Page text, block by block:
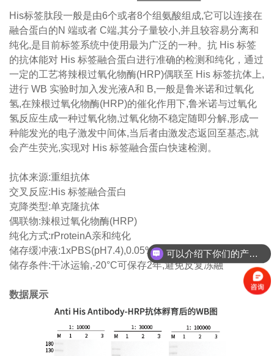
His标签肽段一般是由6个或者8个组氨酸组成,它可以连接在
融合蛋白的N 端或者 C端,其分子量较小,并且较容易分离和
纯化,是目前标签系统中使用最为广泛的一种。抗 His 标签
的抗体能对 His 标签融合蛋白进行准确的检测和纯化，通过
一定的工艺将辣根过氧化物酶(HRP)偶联至 His 标签抗体上,
进行 WB 实验时加入发光液A和 B,一般是鲁米诺和过氧化
氢,在辣根过氧化物酶(HRP)的催化作用下,鲁米诺与过氧化
氢反应生成一种过氧化物,过氧化物不稳定随即分解,形成一
种能发光的电子激发中间体,当后者由激发态返回至基态,就
会产生荧光,实现对 His 标签融合蛋白快速检测。
抗体来源:重组抗体
交叉反应:His 标签融合蛋白
克降类型:单克隆抗体
偶联物:辣根过氧化物酶(HRP)
纯化方式:rProteinA亲和纯化
储存缓冲液:1xPBS(pH7.4),0.05% proclin300,50%甘油
储存条件:干冰运输,-20°C可保存2年,避免反复冻融
数据展示
可以介绍下你们的产品么？